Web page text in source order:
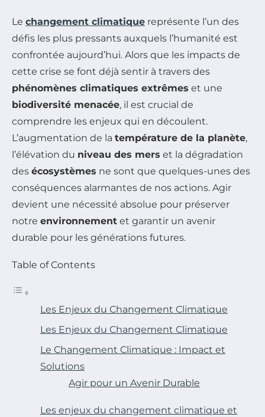
Le changement climatique représente l’un des
défis les plus pressants auxquels l’humanité est
confrontée aujourd’hui. Alors que les impacts de
cette crise se font déjà sentir à travers des
phénomènes climatiques extrêmes et une
biodiversité menacée, il est crucial de
comprendre les enjeux qui en découlent.
L’augmentation de la température de la planète,
l’élévation du niveau des mers et la dégradation
des écosystèmes ne sont que quelques-unes des
conséquences alarmantes de nos actions. Agir
devient une nécessité absolue pour préserver
notre environnement et garantir un avenir
durable pour les générations futures.
Table of Contents
Les Enjeux du Changement Climatique
Les Enjeux du Changement Climatique
Le Changement Climatique : Impact et
Solutions
Agir pour un Avenir Durable
Les enjeux du changement climatique et